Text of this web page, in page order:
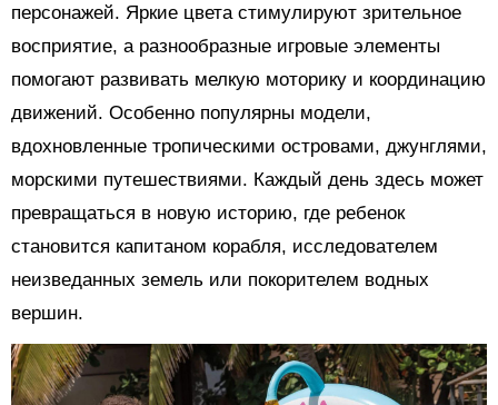
персонажей. Яркие цвета стимулируют зрительное
восприятие, а разнообразные игровые элементы
помогают развивать мелкую моторику и координацию
движений. Особенно популярны модели,
вдохновленные тропическими островами, джунглями,
морскими путешествиями. Каждый день здесь может
превращаться в новую историю, где ребенок
становится капитаном корабля, исследователем
неизведанных земель или покорителем водных
вершин.